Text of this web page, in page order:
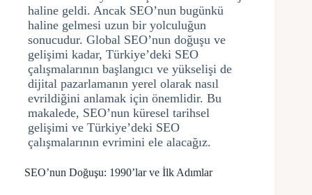
haline geldi. Ancak SEO’nun bugünkü
haline gelmesi uzun bir yolculuğun
sonucudur. Global SEO’nun doğuşu ve
gelişimi kadar, Türkiye’deki SEO
çalışmalarının başlangıcı ve yükselişi de
dijital pazarlamanın yerel olarak nasıl
evrildiğini anlamak için önemlidir. Bu
makalede, SEO’nun küresel tarihsel
gelişimi ve Türkiye’deki SEO
çalışmalarının evrimini ele alacağız.
SEO’nun Doğuşu: 1990’lar ve İlk Adımlar